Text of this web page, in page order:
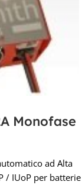
Monofase
ad Alta
/ IUoP per batterie